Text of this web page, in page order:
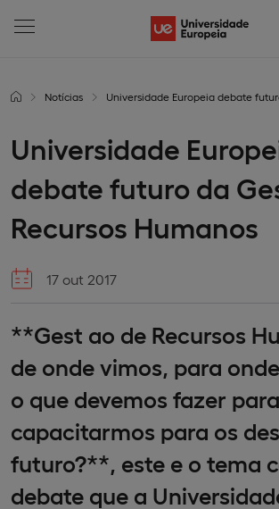
Notícias Universidade Europeia debate futuro da
Universidade
debate futuro da
Recursos Humanos
17 out 2017
**Gest ao de Recursos
de onde vimos, para
o que devemos fazer
capacitarmos para os
futuro?**, este e o tema
debate que a